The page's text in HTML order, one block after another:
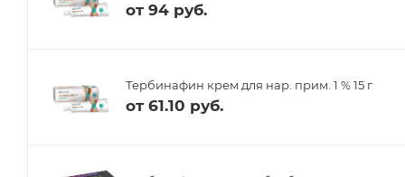
от 94 руб.
Тербинафин крем для нар. прим. 1 % 15 г
от 61.10 руб.